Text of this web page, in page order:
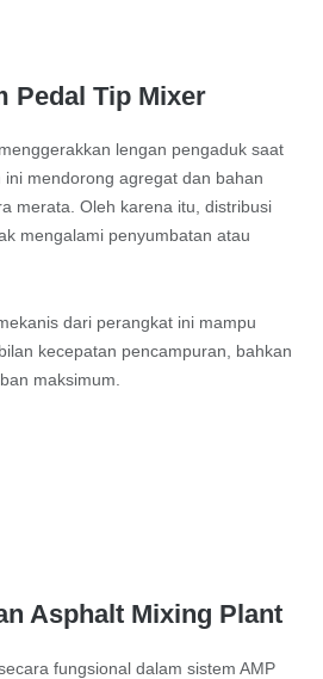
Pedal Tip Mixer
lengan pengaduk saat
mendorong agregat dan bahan
merata. Oleh karena itu, distribusi
mengalami penyumbatan atau
dari perangkat ini mampu
kecepatan pencampuran, bahkan
maksimum.
Asphalt Mixing Plant
fungsional dalam sistem AMP